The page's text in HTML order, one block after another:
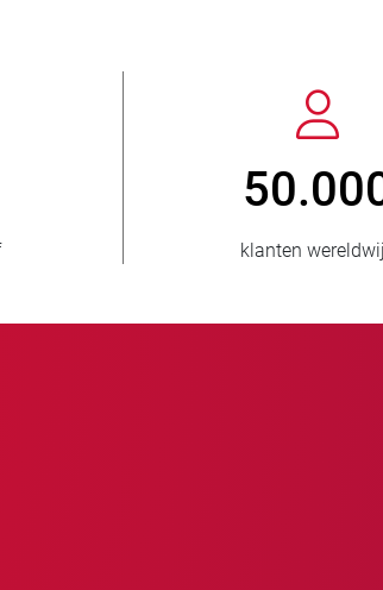
eenheden